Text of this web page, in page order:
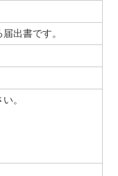
出書です。
。